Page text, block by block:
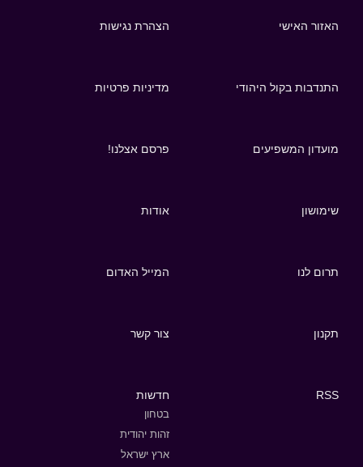
האזור האישי הצהרת נגישות
התנדבות בקול היהודי מדיניות פרטיות
מועדון המשפיעים פרסם אצלנו!
שימושון אודות
תרום לנו המייל האדום
תקנון צור קשר
RSS חדשות
בטחון
זהות יהודית
ארץ ישראל